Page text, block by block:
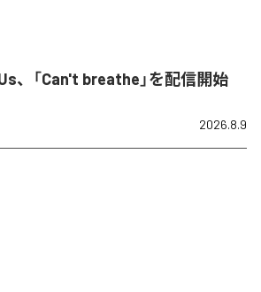
、「Can't breathe」を配信開始
2026.8.9